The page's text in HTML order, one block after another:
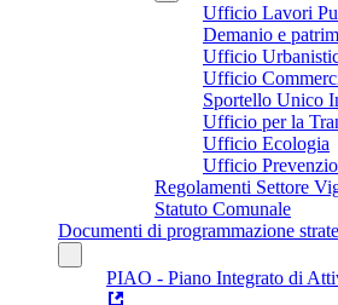
Ufficio Lavori
Demanio e
Ufficio
Ufficio
Sportello Unico
Ufficio per la
Ufficio Ecologia
Ufficio
Regolamenti Settore
Statuto Comunale
Documenti di programmazione
PIAO - Piano Integrato di